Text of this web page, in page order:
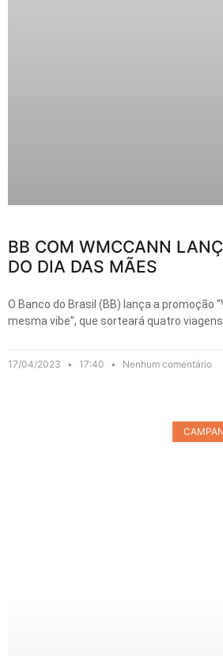
BB COM WMCCANN
DO DIA DAS MÃES
O Banco do Brasil (BB) lança a promoção
mesma vibe”, que sorteará quatro viagens
17/04/2023 17:40 Nenhum comentário